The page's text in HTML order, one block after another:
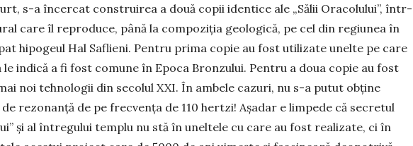
s-a încercat cons­truirea a două copii identice ale „Sălii Ora­colului”, într-
care îl repro­duce, până la compoziţia geologică, pe cel din re­giunea în
hi­pogeul Hal Saflieni. Pen­tru prima copie au fost uti­lizate unelte pe care
indică a fi fost co­mu­ne în Epoca Bronzului. Pentru a doua copie au fost
noi teh­nologii din secolul XXI. În ambele cazuri, nu s-a putut obţine
rezonanţă de pe frecvenţa de 110 hertzi! Aşa­dar e lim­pede că secretul
şi al întregului templu nu stă în uneltele cu care au fost realizate, ci în